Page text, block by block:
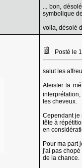
... bon,
symbolique
voila, désolé
Posté le
salut les
Aleister ta
les cheveux.
Cependant je
tête à
en
Pour ma part
j'ai pas
de la chance.